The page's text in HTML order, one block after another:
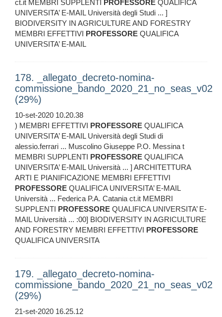
ct.it MEMBRI SUPPLENTI PROFESSORE QUALIFICA
UNIVERSITA’ E-MAIL Università degli Studi ... ]
BIODIVERSITY IN AGRICULTURE AND FORESTRY
MEMBRI EFFETTIVI PROFESSORE QUALIFICA
UNIVERSITA’ E-MAIL
178. _allegato_decreto-nomina-
commissione_bando_2020_21_no_seas_v02
(29%)
10-set-2020 10.20.38
) MEMBRI EFFETTIVI PROFESSORE QUALIFICA
UNIVERSITA’ E-MAIL Università degli Studi di
alessio.ferrari ... Muscolino Giuseppe P.O. Messina t
MEMBRI SUPPLENTI PROFESSORE QUALIFICA
UNIVERSITA’ E-MAIL Università ... ] ARCHITETTURA
ARTI E PIANIFICAZIONE MEMBRI EFFETTIVI
PROFESSORE QUALIFICA UNIVERSITA’ E-MAIL
Università ... Federica P.A. Catania ct.it MEMBRI
SUPPLENTI PROFESSORE QUALIFICA UNIVERSITA’ E-
MAIL Università ... :00] BIODIVERSITY IN AGRICULTURE
AND FORESTRY MEMBRI EFFETTIVI PROFESSORE
QUALIFICA UNIVERSITA
179. _allegato_decreto-nomina-
commissione_bando_2020_21_no_seas_v02
(29%)
21-set-2020 16.25.12